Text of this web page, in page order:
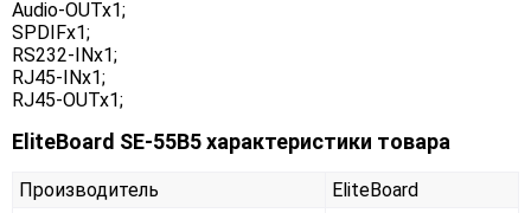
Audio-OUTx1;
SPDIFx1;
RS232-INx1;
RJ45-INx1;
RJ45-OUTx1;
EliteBoard SE-55B5 характеристики товара
Производитель
EliteBoard